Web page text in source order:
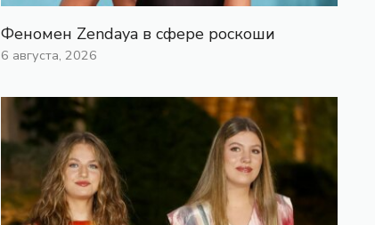
Феномен Zendaya в сфере роскоши
6 августа, 2026